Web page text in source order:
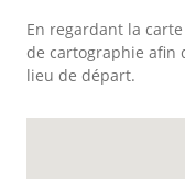
En regardant la
de cartographie afin
lieu de départ.